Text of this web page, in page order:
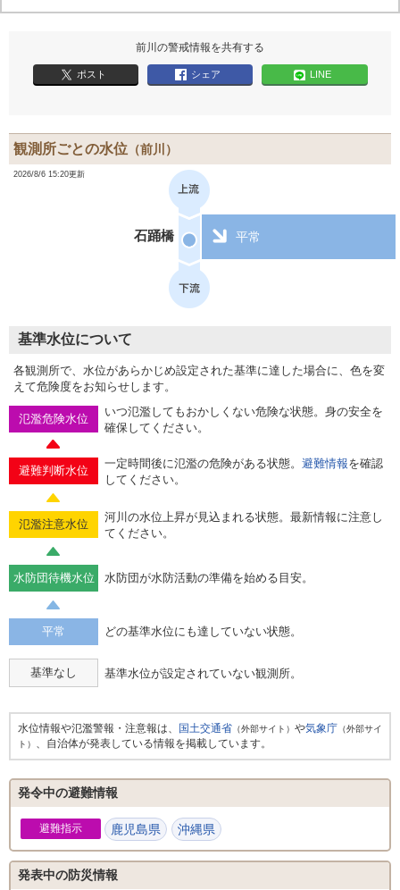
前川の警戒情報を共有する
ポスト シェア LINE
観測所ごとの水位 （前川）
2026/8/6 15:20更新
石踊橋 平常
基準水位について
各観測所で、水位があらかじめ設定された基準に達した場合に、色を変
えて危険度をお知らせします。
氾濫危険水位
いつ氾濫してもおかしくない危険な状態。身の安全を
確保してください。
避難判断水位
一定時間後に氾濫の危険がある状態。 避難情報を確認
してください。
氾濫注意水位
河川の水位上昇が見込まれる状態。最新情報に注意し
てください。
水防団待機水位 水防団が水防活動の準備を始める目安。
平常 どの基準水位にも達していない状態。
基準なし 基準水位が設定されていない観測所。
水位情報や氾濫警報・注意報は、 国土交通省 （外部サイト） や気象庁 （外部サイ
ト） 、自治体が発表している情報を掲載しています。
発令中の避難情報
避難指示 鹿児島県 沖縄県
発表中の防災情報